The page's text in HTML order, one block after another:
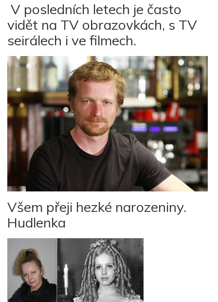
V posledních letech je často
vidět na TV obrazovkách, s TV
seirálech i ve filmech.
Všem přeji hezké narozeniny.
Hudlenka